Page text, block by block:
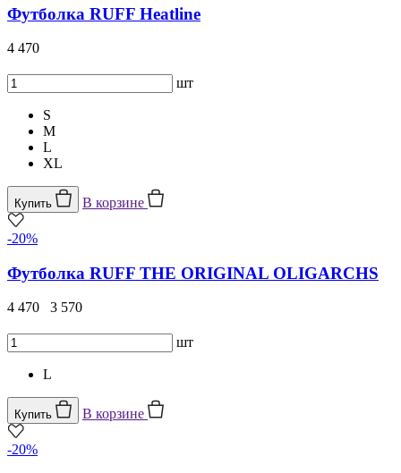
Футболка RUFF Heatline
4 470
шт
S
M
L
XL
Купить В корзине
-20%
Футболка RUFF THE ORIGINAL OLIGARCHS
4 470 3 570
шт
L
Купить В корзине
-20%